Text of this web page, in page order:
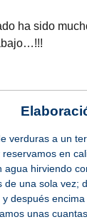
ha sido
verduras a un
en
agua hirviendo
de una sola vez;
después
unas